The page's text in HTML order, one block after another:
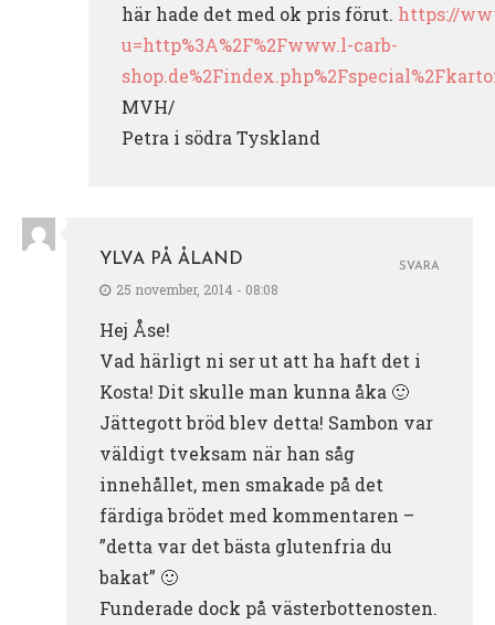
här hade det med ok pris förut. https://
u=http%3A%2F%2Fwww.l-carb-
MVH/
Petra i södra Tyskland
YLVA PÅ ÅLAND
25 november, 2014 - 08:08
Hej Åse!
Vad härligt ni ser ut att ha haft det i
Kosta! Dit skulle man kunna åka 🙂
Jättegott bröd blev detta! Sambon var
väldigt tveksam när han såg
innehållet, men smakade på det
färdiga brödet med kommentaren –
”detta var det bästa glutenfria du
bakat” 🙂
Funderade dock på västerbottenosten.
SVARA